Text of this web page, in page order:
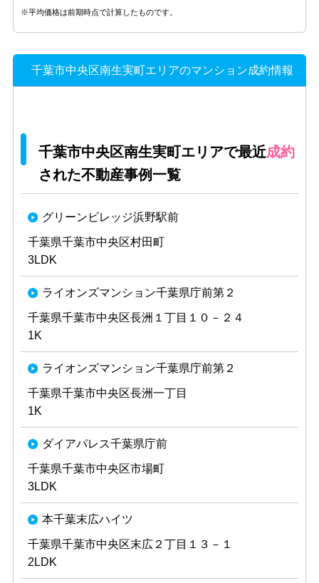
※平均価格は前期時点で計算したものです。
千葉市中央区南生実町エリアのマンション成約情報
千葉市中央区南生実町エリアで最近成約
された不動産事例一覧
グリーンビレッジ浜野駅前
千葉県千葉市中央区村田町
3LDK
ライオンズマンション千葉県庁前第２
千葉県千葉市中央区長洲１丁目１０－２４
1K
ライオンズマンション千葉県庁前第２
千葉県千葉市中央区長洲一丁目
1K
ダイアパレス千葉県庁前
千葉県千葉市中央区市場町
3LDK
本千葉末広ハイツ
千葉県千葉市中央区末広２丁目１３－１
2LDK